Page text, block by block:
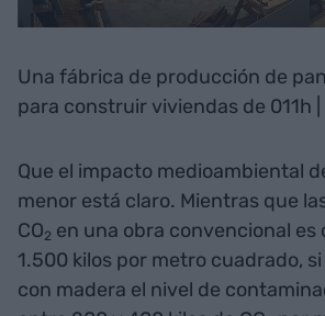
Una fábrica de producción de
para construir viviendas de 011h |
Que el impacto medioambiental
menor está claro. Mientras que
CO2 en una obra convencional es
1.500 kilos por metro cuadrado,
con madera el nivel de